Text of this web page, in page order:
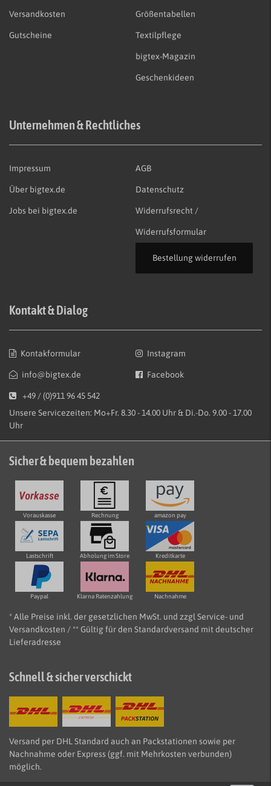
Versandkosten
Gutscheine
Größentabellen
Textilpflege
bigtex-Magazin
Geschenkideen
Unternehmen & Rechtliches
Impressum
Über bigtex.de
Jobs bei bigtex.de
AGB
Datenschutz
Widerrufsrecht /
Widerrufsformular
Bestellung widerrufen
Kontakt & Dialog
Kontakformular
info@bigtex.de
Instagram
Facebook
+49 / (0)911 96 45 542
Unsere Servicezeiten: Mo+Fr. 8.30 - 14.00 Uhr & Di.-Do. 9.00 - 17.00
Uhr
Sicher & bequem bezahlen
Vorauskasse Rechnung amazon pay
Lastschrift Abholung im Store Kreditkarte
Paypal Klarna Ratenzahlung Nachnahme
* Alle Preise inkl. der gesetzlichen MwSt. und zzgl Service- und
Versandkosten / ** Gültig für den Standardversand mit deutscher
Lieferadresse
Schnell & sicher verschickt
Versand per DHL Standard auch an Packstationen sowie per
Nachnahme oder Express (ggf. mit Mehrkosten verbunden)
möglich.